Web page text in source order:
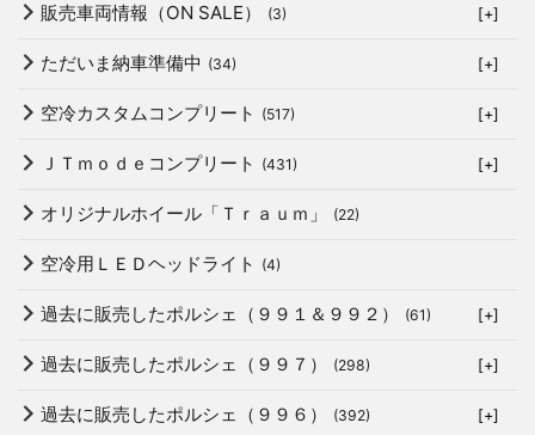
販売車両情報（ON SALE） (3) [+]
ただいま納車準備中 (34) [+]
空冷カスタムコンプリート (517) [+]
ＪＴｍｏｄｅコンプリート (431) [+]
オリジナルホイール「Ｔｒａｕｍ」 (22)
空冷用ＬＥＤヘッドライト (4)
過去に販売したポルシェ（９９１＆９９２） (61) [+]
過去に販売したポルシェ（９９７） (298) [+]
過去に販売したポルシェ（９９６） (392) [+]